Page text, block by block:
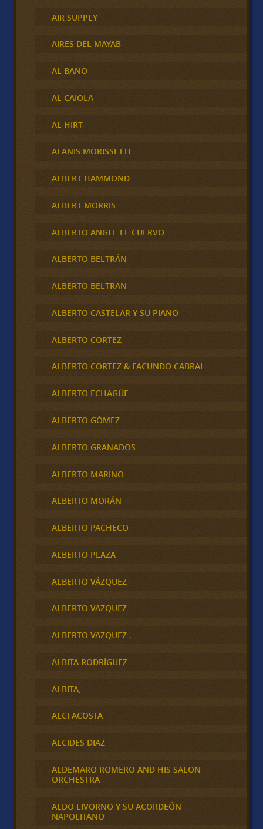
AIR SUPPLY
AIRES DEL MAYAB
AL BANO
AL CAIOLA
AL HIRT
ALANIS MORISSETTE
ALBERT HAMMOND
ALBERT MORRIS
ALBERTO ANGEL EL CUERVO
ALBERTO BELTRÁN
ALBERTO BELTRAN
ALBERTO CASTELAR Y SU PIANO
ALBERTO CORTEZ
ALBERTO CORTEZ & FACUNDO CABRAL
ALBERTO ECHAGÜE
ALBERTO GÓMEZ
ALBERTO GRANADOS
ALBERTO MARINO
ALBERTO MORÁN
ALBERTO PACHECO
ALBERTO PLAZA
ALBERTO VÁZQUEZ
ALBERTO VAZQUEZ
ALBERTO VAZQUEZ .
ALBITA RODRÍGUEZ
ALBITA,
ALCI ACOSTA
ALCIDES DIAZ
ALDEMARO ROMERO AND HIS SALON
ORCHESTRA
ALDO LIVORNO Y SU ACORDEÓN
NAPOLITANO